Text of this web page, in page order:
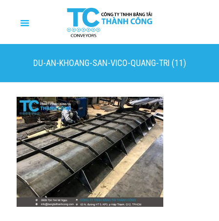
DU-AN-KHOANG-SAN-VICO-QUANG-TRI (11)